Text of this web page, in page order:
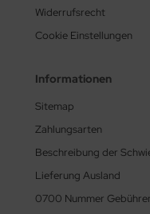
Widerrufsrecht
Cookie Einstellungen
Informationen
Sitemap
Zahlungsarten
Beschreibung der
Lieferung Ausland
0700 Nummer